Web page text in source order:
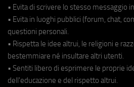
• Evita di scrivere lo stesso messaggio
• Evita in luoghi pubblici (forum, chat,
questioni personali.
• Rispetta le idee altrui, le religioni e
bestemmiare né insultare altri utenti.
• Sentiti libero di esprimere le proprie
dell'educazione e del rispetto altrui.